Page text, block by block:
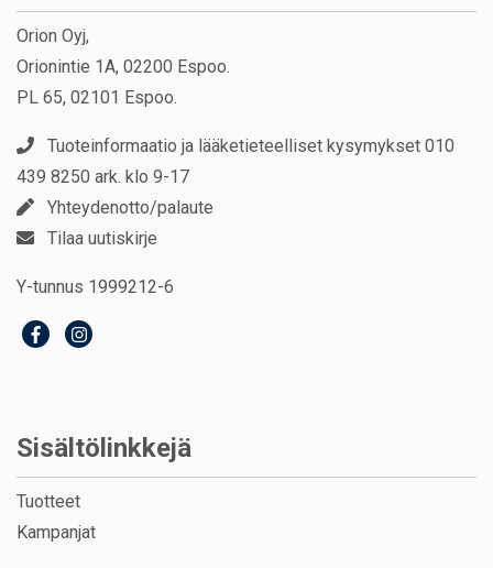
Orion Oyj,
Orionintie 1A, 02200 Espoo.
PL 65, 02101 Espoo.
Tuoteinformaatio ja lääketieteelliset kysymykset 010
439 8250 ark. klo 9-17
Yhteydenotto/palaute
Tilaa uutiskirje
Y-tunnus 1999212-6
Sisältölinkkejä
Tuotteet
Kampanjat